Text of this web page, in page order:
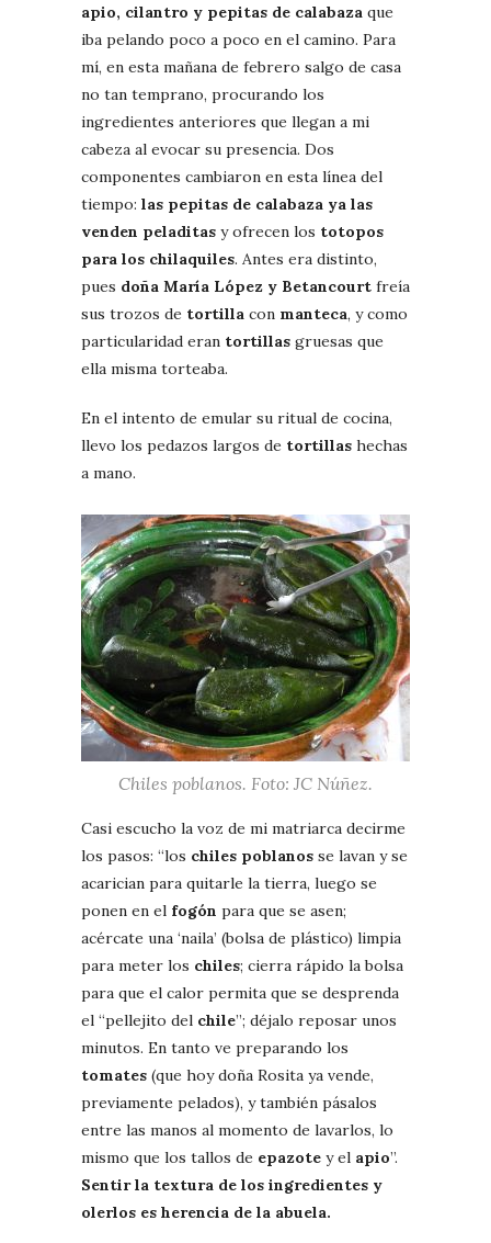
apio, cilantro y pepitas de calabaza que
iba pelando poco a poco en el camino. Para
mí, en esta mañana de febrero salgo de casa
no tan temprano, procurando los
ingredientes anteriores que llegan a mi
cabeza al evocar su presencia. Dos
componentes cambiaron en esta línea del
tiempo: las pepitas de calabaza ya las
venden peladitas y ofrecen los totopos
para los chilaquiles. Antes era distinto,
pues doña María López y Betancourt freía
sus trozos de tortilla con manteca, y como
particularidad eran tortillas gruesas que
ella misma torteaba.
En el intento de emular su ritual de cocina,
llevo los pedazos largos de tortillas hechas
a mano.
Chiles poblanos. Foto: JC Núñez.
Casi escucho la voz de mi matriarca decirme
los pasos: “los chiles poblanos se lavan y se
acarician para quitarle la tierra, luego se
ponen en el fogón para que se asen;
acércate una ‘naila’ (bolsa de plástico) limpia
para meter los chiles; cierra rápido la bolsa
para que el calor permita que se desprenda
el “pellejito del chile”; déjalo reposar unos
minutos. En tanto ve preparando los
tomates (que hoy doña Rosita ya vende,
previamente pelados), y también pásalos
entre las manos al momento de lavarlos, lo
mismo que los tallos de epazote y el apio”.
Sentir la textura de los ingredientes y
olerlos es herencia de la abuela.